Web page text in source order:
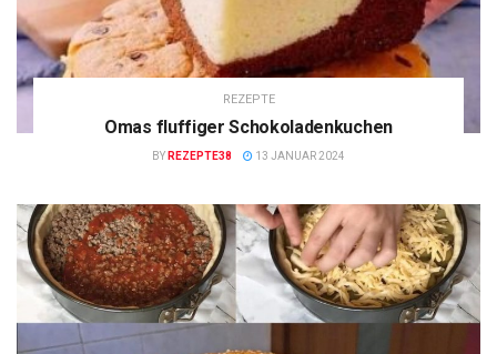
REZEPTE
Omas fluffiger Schokoladenkuchen
BY REZEPTE38 13 JANUAR 2024